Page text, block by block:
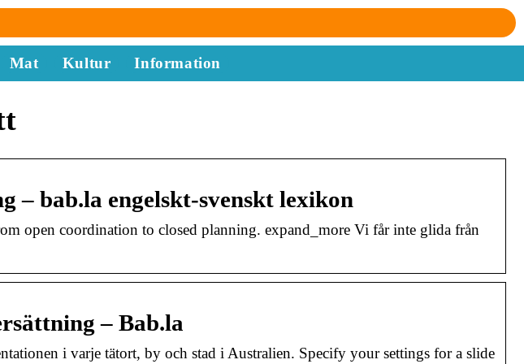
Mat Kultur Information
– bab.la engelskt-svenskt lexikon
open coordination to closed planning. expand_more Vi får inte glida från
– Bab.la
i varje tätort, by och stad i Australien. Specify your settings for a slide